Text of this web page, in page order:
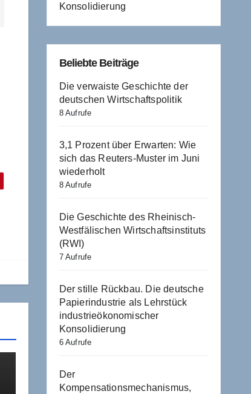
Konsolidierung
Beliebte Beiträge
Die verwaiste Geschichte der
deutschen Wirtschaftspolitik
8 Aufrufe
3,1 Prozent über Erwarten: Wie
sich das Reuters-Muster im Juni
wiederholt
8 Aufrufe
Die Geschichte des Rheinisch-
Westfälischen Wirtschaftsinstituts
(RWI)
7 Aufrufe
Der stille Rückbau. Die deutsche
Papierindustrie als Lehrstück
industrieökonomischer
Konsolidierung
6 Aufrufe
Der
Kompensationsmechanismus,